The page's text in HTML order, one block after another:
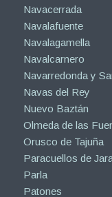
Navacerrada
Navalafuente
Navalagamella
Navalcarnero
Navarredonda y
Navas del Rey
Nuevo Baztán
Olmeda de las
Orusco de Tajuña
Paracuellos de
Parla
Patones